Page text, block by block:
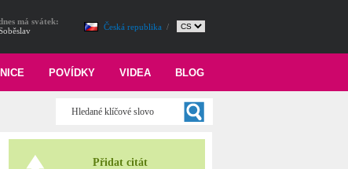
Česká republika /
má svátek:
BLOG
VIDEA
POVÍDKY
Přidat citát